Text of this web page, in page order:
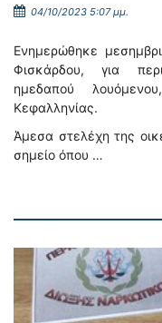
04/10/2023 5:07 μμ.
Ενημερώθηκε
Φισκάρδου, για
ημεδαπού
Κεφαλληνίας.
Άμεσα στελέχη της
σημείο όπου …